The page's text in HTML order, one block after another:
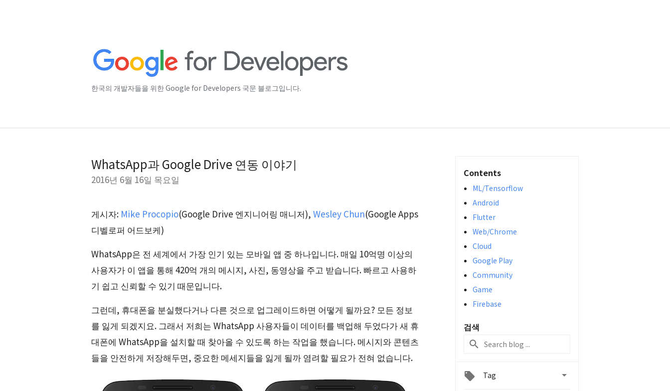
한국의 개발자들을 위한 Google for Developers 국문 블로그입니다.
WhatsApp과 Google Drive 연동 이야기
2016년 6월 16일 목요일
게시자: Mike Procopio(Google Drive 엔지니어링 매니저), Wesley Chun(Google Apps
디벨로퍼 어드보케)
WhatsApp은 전 세계에서 가장 인기 있는 모바일 앱 중 하나입니다. 매일 10억명 이상의
사용자가 이 앱을 통해 420억 개의 메시지, 사진, 동영상을 주고 받습니다. 빠르고 사용하
기 쉽고 신뢰할 수 있기 때문입니다.
그런데, 휴대폰을 분실했다거나 다른 것으로 업그레이드하면 어떻게 될까요? 모든 정보
를 잃게 되겠지요. 그래서 저희는 WhatsApp 사용자들이 데이터를 백업해 두었다가 새 휴
대폰에 WhatsApp을 설치할 때 찾아올 수 있도록 하는 작업을 했습니다. 메시지와 콘텐츠
들을 안전하게 저장해두면, 중요한 메세지들을 잃게 될까 염려할 필요가 전혀 없습니다.
Contents
ML/Tensorflow
Android
Flutter
Web/Chrome
Cloud
Google Play
Community
Game
Firebase
검색
Tag 